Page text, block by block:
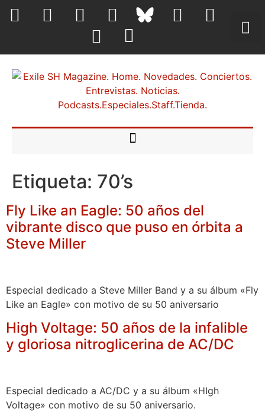
Etiqueta: 70’s
Fly Like an Eagle: 50 años del
vibrante disco que puso en órbita a
Steve Miller
Especial dedicado a Steve Miller Band y a su álbum «Fly
Like an Eagle» con motivo de su 50 aniversario
High Voltage: 50 años de la infalible
y gloriosa nitroglicerina de AC/DC
Especial dedicado a AC/DC y a su álbum «HIgh
Voltage» con motivo de su 50 aniversario.